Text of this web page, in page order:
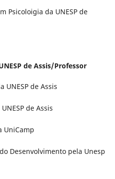
Psicoloigia da UNESP de
de Assis/Professor
UNESP de Assis
de Assis
UniCamp
Desenvolvimento pela Unesp